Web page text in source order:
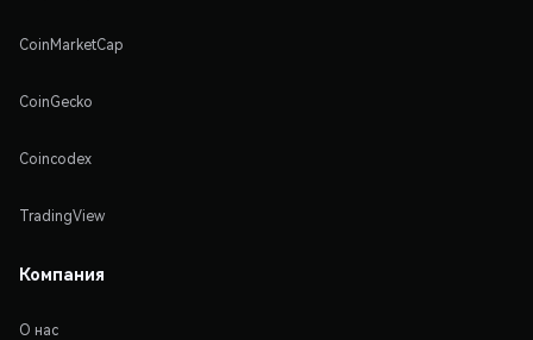
CoinMarketCap
CoinGecko
Coincodex
TradingView
Компания
О нас